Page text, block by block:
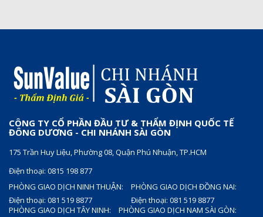
CÔNG TY CỔ PHẦN ĐẦU TƯ & THẨM ĐỊNH QUỐC TẾ
ĐÔNG DƯƠNG - CHI NHÁNH SÀI GÒN
175 Trần Huy Liệu, Phường 08, Quận Phú Nhuận, TP.HCM
Điện thoại: 0815 198 877
PHÒNG GIAO DỊCH NINH THUẬN:
Điện thoại: 081 519 8877
PHÒNG GIAO DỊCH ĐỒNG NAI:
Điện thoại: 081 519 8877
PHÒNG GIAO DỊCH TÂY NINH:
PHÒNG GIAO DỊCH NAM SÀI GÒN: